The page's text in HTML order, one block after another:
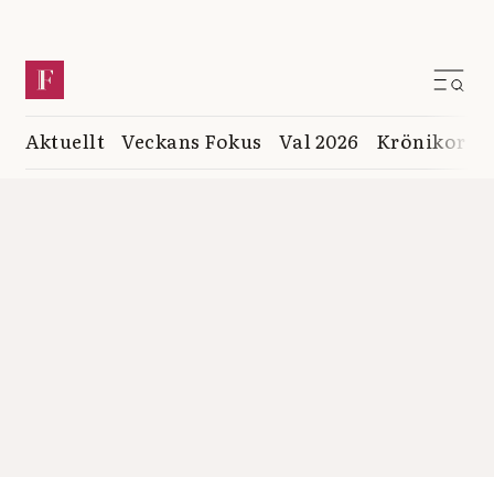
Aktuellt Veckans Fokus Val 2026 Krönikor